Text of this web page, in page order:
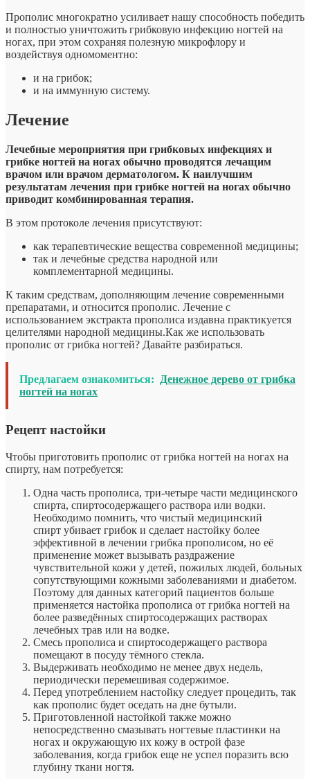
Прополис многократно усиливает нашу способность победить
и полностью уничтожить грибковую инфекцию ногтей на
ногах, при этом сохраняя полезную микрофлору и
воздействуя одномоментно:
и на грибок;
и на иммунную систему.
Лечение
Лечебные мероприятия при грибковых инфекциях и
грибке ногтей на ногах обычно проводятся лечащим
врачом или врачом дерматологом. К наилучшим
результатам лечения при грибке ногтей на ногах обычно
приводит комбинированная терапия.
В этом протоколе лечения присутствуют:
как терапевтические вещества современной медицины;
так и лечебные средства народной или
комплементарной медицины.
К таким средствам, дополняющим лечение современными
препаратами, и относится прополис. Лечение с
использованием экстракта прополиса издавна практикуется
целителями народной медицины.Как же использовать
прополис от грибка ногтей? Давайте разбираться.
Предлагаем ознакомиться:
Денежное дерево от грибка
ногтей на ногах
Рецепт настойки
Чтобы приготовить прополис от грибка ногтей на ногах на
спирту, нам потребуется:
Одна часть прополиса, три-четыре части медицинского
спирта, спиртосодержащего раствора или водки.
Необходимо помнить, что чистый медицинский
спирт убивает грибок и сделает настойку более
эффективной в лечении грибка прополисом, но её
применение может вызывать раздражение
чувствительной кожи у детей, пожилых людей, больных
сопутствующими кожными заболеваниями и диабетом.
Поэтому для данных категорий пациентов больше
применяется настойка прополиса от грибка ногтей на
более разведённых спиртосодержащих растворах
лечебных трав или на водке.
Смесь прополиса и спиртосодержащего раствора
помещают в посуду тёмного стекла.
Выдерживать необходимо не менее двух недель,
периодически перемешивая содержимое.
Перед употреблением настойку следует процедить, так
как прополис будет оседать на дне бутыли.
Приготовленной настойкой также можно
непосредственно смазывать ногтевые пластинки на
ногах и окружающую их кожу в острой фазе
заболевания, когда грибок еще не успел поразить всю
глубину ткани ногтя.